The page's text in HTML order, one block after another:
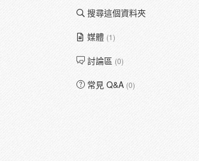
搜尋這個資料夾
媒體 (1)
討論區 (0)
常見 Q&A (0)